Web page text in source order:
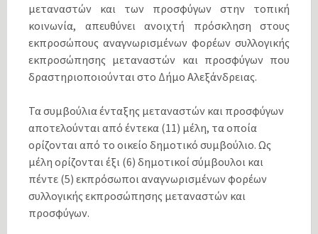
μεταναστών και των προσφύγων στην τοπική
κοινωνία, απευθύνει ανοιχτή πρόσκληση στους
εκπροσώπους αναγνωρισμένων φορέων συλλογικής
εκπροσώπησης μεταναστών και προσφύγων που
δραστηριοποιούνται στο Δήμο Αλεξάνδρειας.
Τα συμβούλια ένταξης μεταναστών και προσφύγων
αποτελούνται από έντεκα (11) μέλη, τα οποία
ορίζονται από το οικείο δημοτικό συμβούλιο. Ως
μέλη ορίζονται έξι (6) δημοτικοί σύμβουλοι και
πέντε (5) εκπρόσωποι αναγνωρισμένων φορέων
συλλογικής εκπροσώπησης μεταναστών και
προσφύγων.